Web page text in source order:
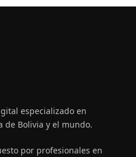
especializado en
Bolivia y el mundo.
por profesionales en